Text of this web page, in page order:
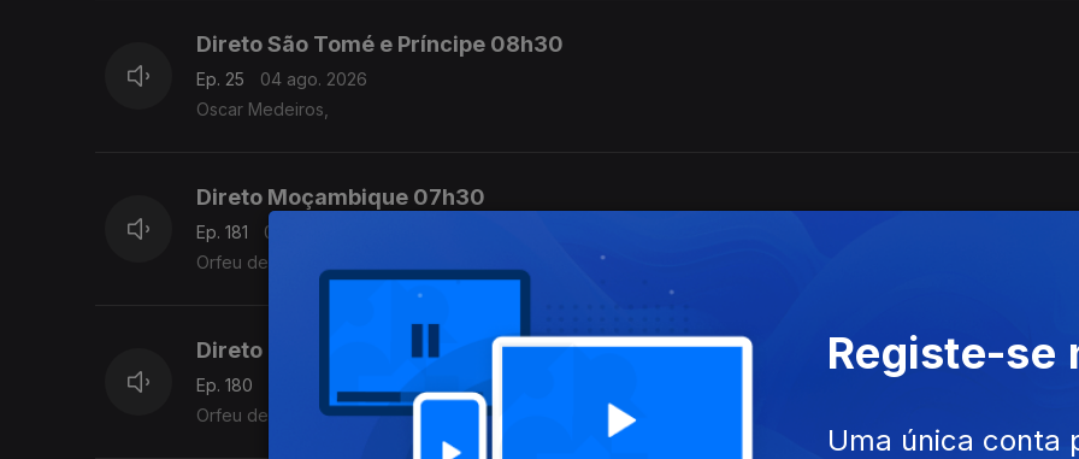
Direto São Tomé e Príncipe 08h30
Ep. 25
04 ago. 2026
Oscar Medeiros,
Direto Moçambique 07h30
Ep. 181
04 ago. 2026
Orfeu de Sá Lisboa
Direto Moçambique
Ep. 180
Orfeu de Sá Lisboa
Registe-se
Uma única conta